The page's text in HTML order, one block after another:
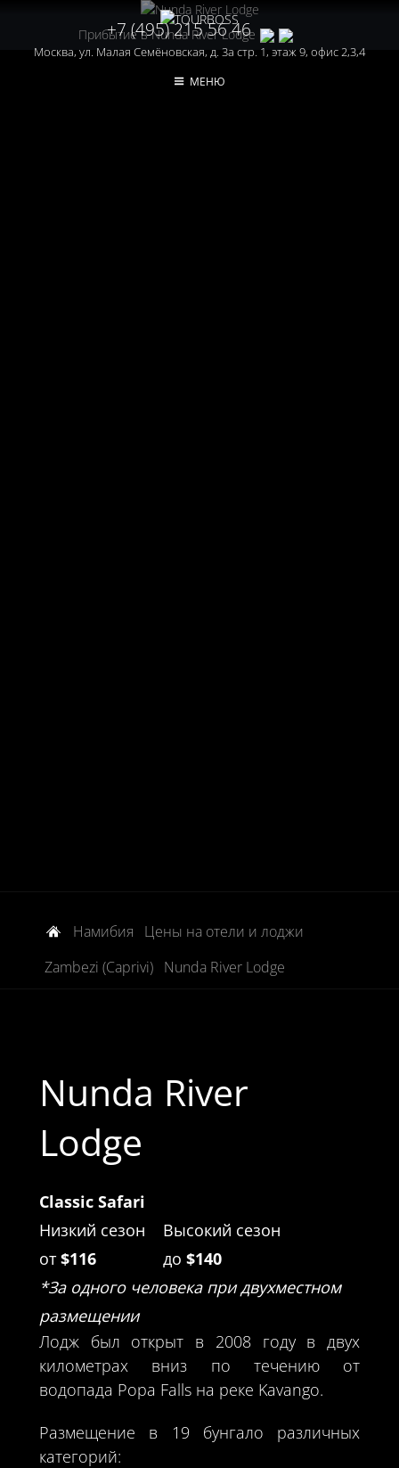
+7 (495) 215 56 46
Москва, ул. Малая Семёновская, д. 3а стр. 1, этаж 9, офис 2,3,4
МЕНЮ
Прибытие в Nunda River Lodge
Намибия
Цены на отели и лоджи
Zambezi (Caprivi)
Nunda River Lodge
Nunda River
Lodge
Classic Safari
Низкий сезон
от$116
Высокий сезон
до $140
*За одного человека при двухместном
размещении
Лодж был открыт в 2008 году в двух
километрах вниз по течению от
водопада Popa Falls на реке Kavango.
Размещение в 19 бунгало различных
категорий: